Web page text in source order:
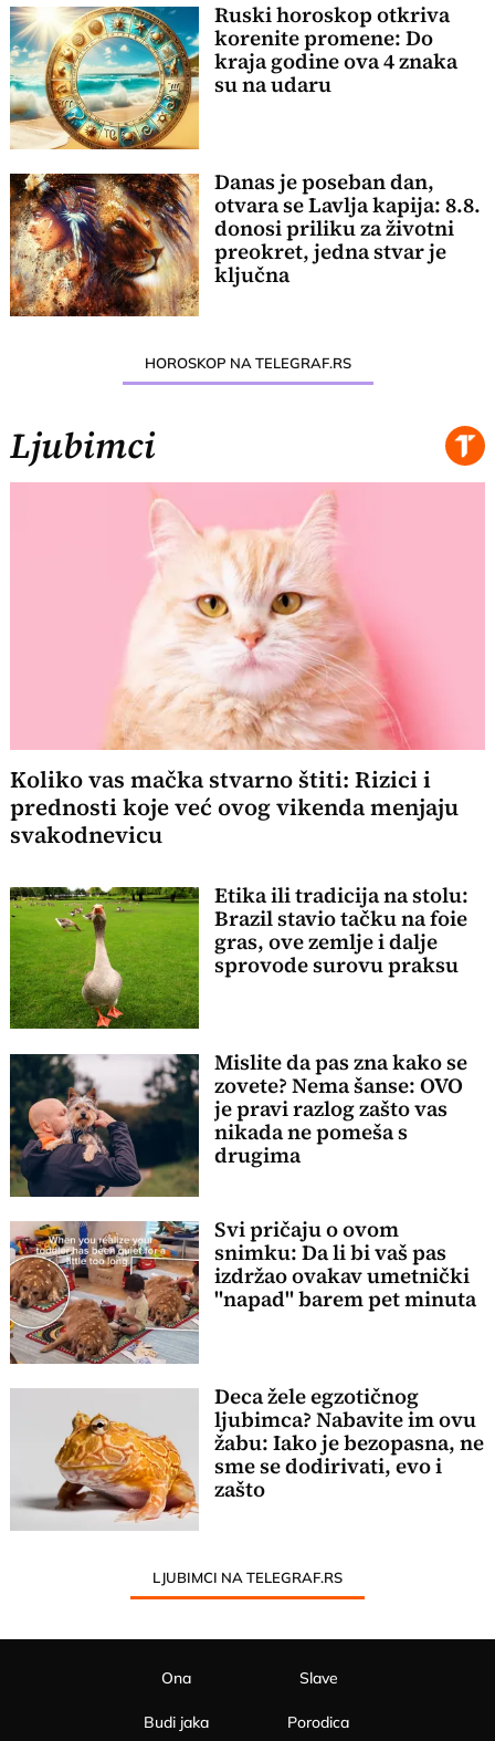
Ruski horoskop otkriva
korenite promene: Do
kraja godine ova 4 znaka
su na udaru
Danas je poseban dan,
otvara se Lavlja kapija: 8.8.
donosi priliku za životni
preokret, jedna stvar je
ključna
HOROSKOP NA TELEGRAF.RS
Ljubimci
Koliko vas mačka stvarno štiti: Rizici i
prednosti koje već ovog vikenda menjaju
svakodnevicu
Etika ili tradicija na stolu:
Brazil stavio tačku na foie
gras, ove zemlje i dalje
sprovode surovu praksu
Mislite da pas zna kako se
zovete? Nema šanse: OVO
je pravi razlog zašto vas
nikada ne pomeša s
drugima
Svi pričaju o ovom
snimku: Da li bi vaš pas
izdržao ovakav umetnički
"napad" barem pet minuta
Deca žele egzotičnog
ljubimca? Nabavite im ovu
žabu: Iako je bezopasna, ne
sme se dodirivati, evo i
zašto
LJUBIMCI NA TELEGRAF.RS
Ona
Budi jaka
Slave
Porodica